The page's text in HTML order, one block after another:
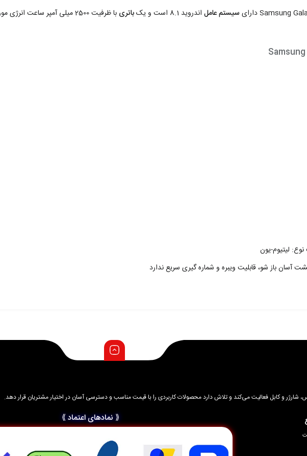
سیستم عامل اندروید 8.1 است و یک باتری
با ظرفیت 2500 میلی آمپر ساعت انرژی
آسان باز شو، قابلیت ویبره و شماره گیری سریع ندارد
شارژر و کابل فعالیت می‌کند و تلاش دارد محصولات کاربردی را با قیمت مناسب و دسترسی آسان در اختیار مشتریان قرار دهد.
⟪ نمادهای اعتماد ⟫